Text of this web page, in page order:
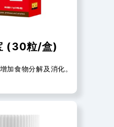
(30粒/盒)
加食物分解及消化。